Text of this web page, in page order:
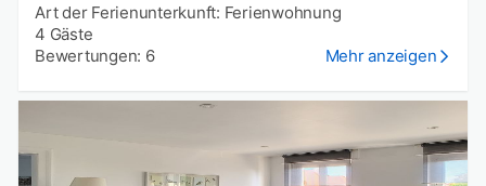
Art der Ferienunterkunft: Ferienwohnung
4 Gäste
Bewertungen: 6
Mehr anzeigen